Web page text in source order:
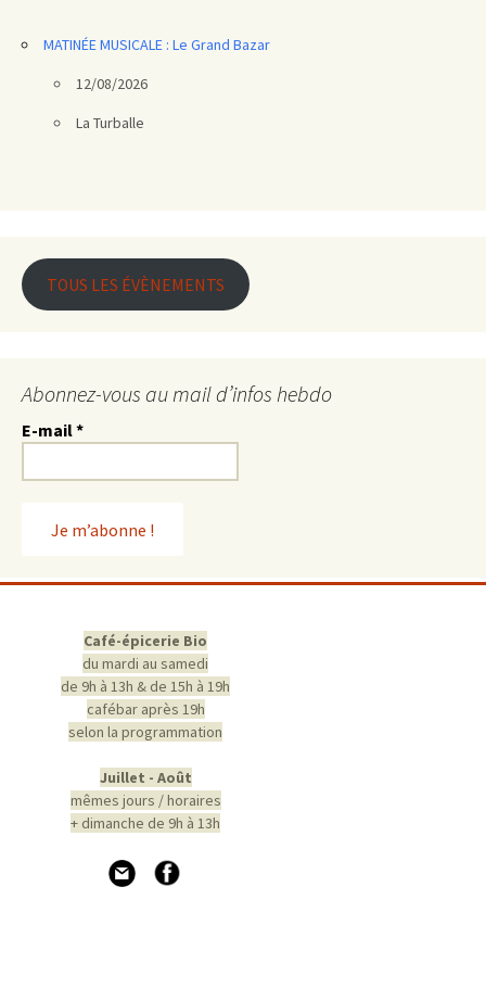
MATINÉE MUSICALE : Le Grand Bazar
12/08/2026
La Turballe
TOUS LES ÉVÈNEMENTS
Abonnez-vous au mail d’infos hebdo
E-mail*
Café-épicerie Bio
du mardi au samedi
de 9h à 13h & de 15h à 19h
cafébar après 19h
selon la programmation
Juillet - Août
mêmes jours / horaires
+ dimanche de 9h à 13h